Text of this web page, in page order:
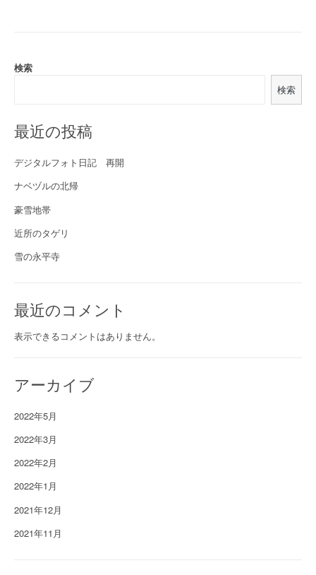
検索
検索
最近の投稿
デジタルフォト日記 再開
ナベヅルの北帰
豪雪地帯
近所のタゲリ
雪の永平寺
最近のコメント
表示できるコメントはありません。
アーカイブ
2022年5月
2022年3月
2022年2月
2022年1月
2021年12月
2021年11月